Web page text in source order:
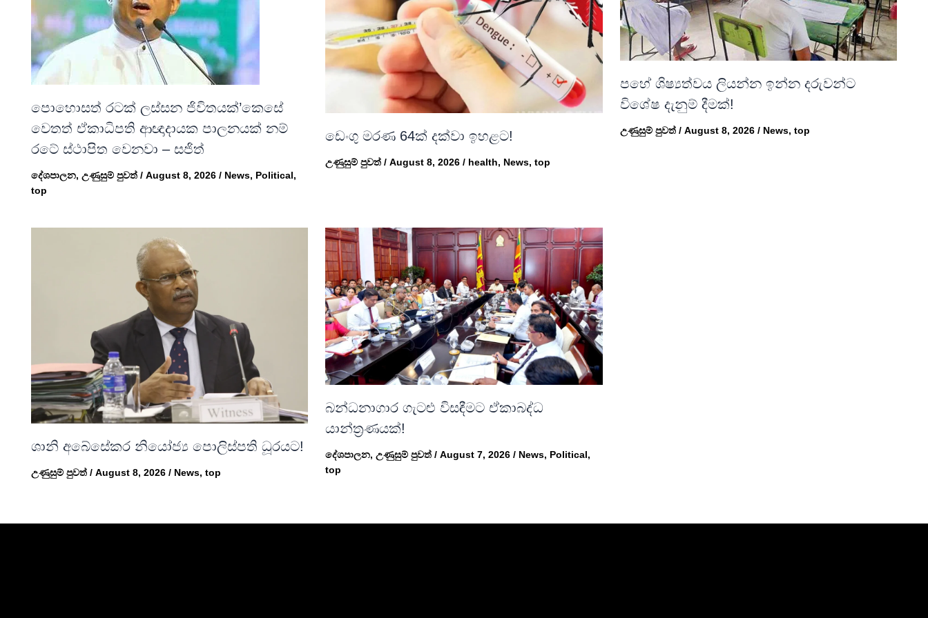
පොහොසත් රටක් ලස්සන ජිවිතයක්’කෙසේ
වෙතත් ඒකාධිපති ආඥාදායක පාලනයක් නම්
රටේ ස්ථාපිත වෙනවා – සජිත්
දේශපාලන, උණුසුම් පුවත් / August 8, 2026 / News, Political,
top
ඩෙංගු මරණ 64ක් දක්වා ඉහළට!
උණුසුම් පුවත් /August 8, 2026/ health, News,top
පහේ ශිෂ්‍යත්වය ලියන්න ඉන්න දරුවන්ට
විශේෂ දැනුම් දීමක්!
උණුසුම් පුවත්/ August 8, 2026 / News, top
ශානි අබේසේකර නියෝජ්‍ය පොලිස්පති ධූරයට!
උණුසුම් පුවත් / August 8, 2026 / News, top
බන්ධනාගාර ගැටළු විසඳීමට ඒකාබද්ධ
යාන්ත්‍රණයක්!
දේශපාලන,උණුසුම් පුවත් /August 7, 2026/ News, Political,
top